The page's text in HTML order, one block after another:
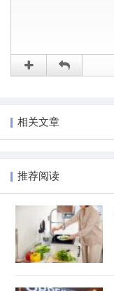
相关文章
推荐阅读